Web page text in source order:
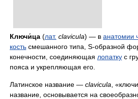
Ключи́ца (лат. clavicula) — в анатомии
кость смешанного типа, S-образной
конечности, соединяющая лопатку с
пояса и укрепляющая его.
Латинское название — clavicula ,
название, основывается на